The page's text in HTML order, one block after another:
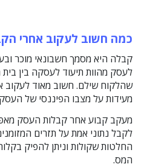
כמה חשוב לעקוב אחרי
קבלה היא מסמך חשבונאי מוכר
לעסק מהוות תיעוד לעסקה בין
שהלקוח שילם. חשוב מאוד
מעידות על מצבו הפיננסי של העסק
מעקב קבוע אחר קבלות העסק
לקבל נתוני אמת על תזרים
החלטות שקולות וניתן להפיק
המס.